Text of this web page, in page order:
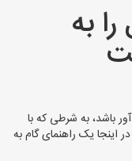
به
باشد، به شرطی که با
اینجا یک راهنمای گام به